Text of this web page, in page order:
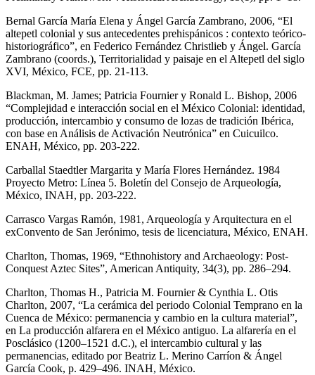
Bernal García María Elena y Ángel García Zambrano, 2006, “El
altepetl colonial y sus antecedentes prehispánicos : contexto teórico-
historiográfico”, en Federico Fernández Christlieb y Ángel. García
Zambrano (coords.), Territorialidad y paisaje en el Altepetl del siglo
XVI, México, FCE, pp. 21-113.
Blackman, M. James; Patricia Fournier y Ronald L. Bishop, 2006
“Complejidad e interacción social en el México Colonial: identidad,
producción, intercambio y consumo de lozas de tradición Ibérica,
con base en Análisis de Activación Neutrónica” en Cuicuilco.
ENAH, México, pp. 203-222.
Carballal Staedtler Margarita y María Flores Hernández. 1984
Proyecto Metro: Línea 5. Boletín del Consejo de Arqueología,
México, INAH, pp. 203-222.
Carrasco Vargas Ramón, 1981, Arqueología y Arquitectura en el
exConvento de San Jerónimo, tesis de licenciatura, México, ENAH.
Charlton, Thomas, 1969, “Ethnohistory and Archaeology: Post-
Conquest Aztec Sites”, American Antiquity, 34(3), pp. 286–294.
Charlton, Thomas H., Patricia M. Fournier & Cynthia L. Otis
Charlton, 2007, “La cerámica del periodo Colonial Temprano en la
Cuenca de México: permanencia y cambio en la cultura material”,
en La producción alfarera en el México antiguo. La alfarería en el
Posclásico (1200–1521 d.C.), el intercambio cultural y las
permanencias, editado por Beatriz L. Merino Carríon & Ángel
García Cook, p. 429–496. INAH, México.